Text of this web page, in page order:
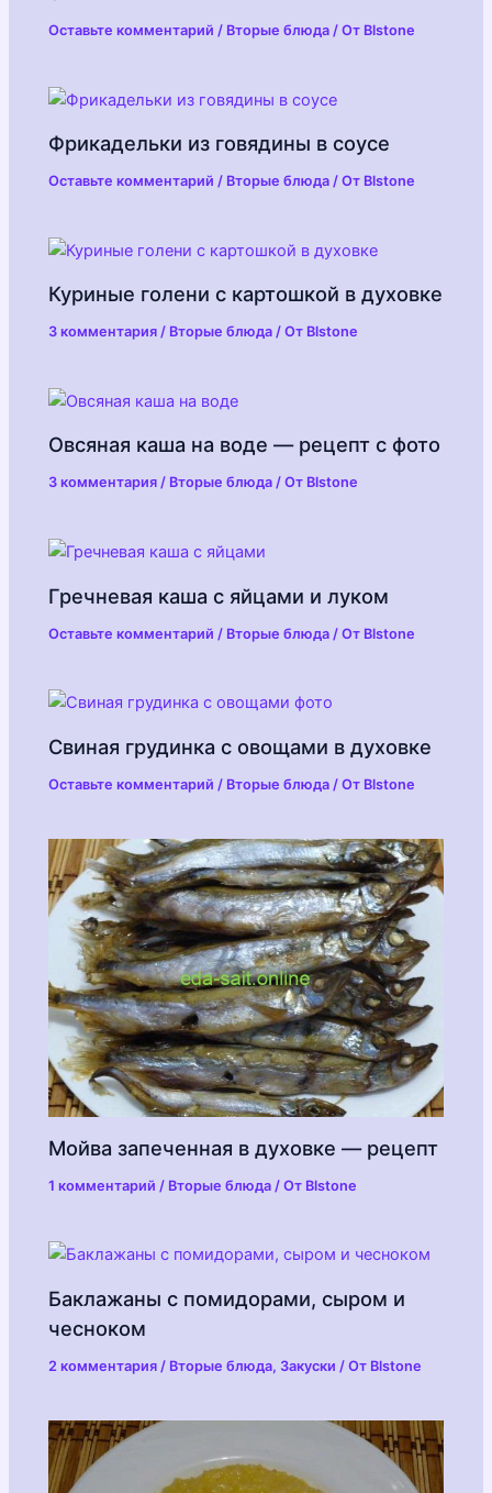
Оставьте комментарий / Вторые блюда / От Blstone
Фрикадельки из говядины в соусе
Оставьте комментарий / Вторые блюда / От Blstone
Куриные голени с картошкой в духовке
3 комментария / Вторые блюда / От Blstone
Овсяная каша на воде — рецепт с фото
3 комментария / Вторые блюда / От Blstone
Гречневая каша с яйцами и луком
Оставьте комментарий / Вторые блюда / От Blstone
Свиная грудинка с овощами в духовке
Оставьте комментарий / Вторые блюда / От Blstone
Мойва запеченная в духовке — рецепт
1 комментарий / Вторые блюда / От Blstone
Баклажаны с помидорами, сыром и
чесноком
2 комментария / Вторые блюда, Закуски / От Blstone